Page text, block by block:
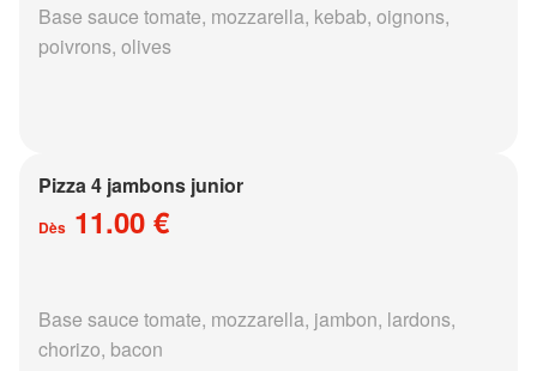
Base sauce tomate, mozzarella, kebab, oignons,
poivrons, olives
Pizza 4 jambons junior
Dès 11.00 €
Base sauce tomate, mozzarella, jambon, lardons,
chorizo, bacon